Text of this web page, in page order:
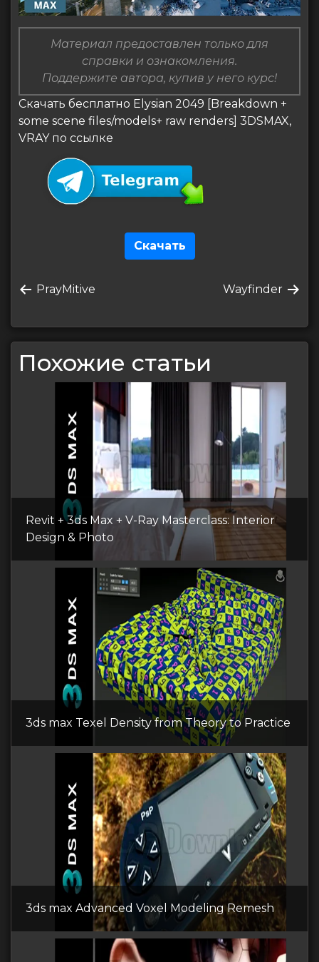
Материал предоставлен только для
справки и ознакомления.
Поддержите автора, купив у него курс!
Скачать бесплатно Elysian 2049 [Breakdown +
some scene files/models+ raw renders] 3DSMAX,
VRAY по ссылке
Скачать
по
записям
Предыдущая
PrayMitive
Следующая
Wayfinder
Похожие статьи
Revit + 3ds Max + V-Ray Masterclass: Interior
Design & Photo
3ds max Texel Density from Theory to Practice
3ds max Advanced Voxel Modeling Remesh